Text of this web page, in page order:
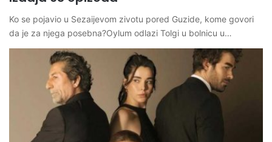
Ko se pojavio u Sezaijevom zivotu pored Guzide, kome govori
da je za njega posebna?Oylum odlazi Tolgi u bolnicu u…